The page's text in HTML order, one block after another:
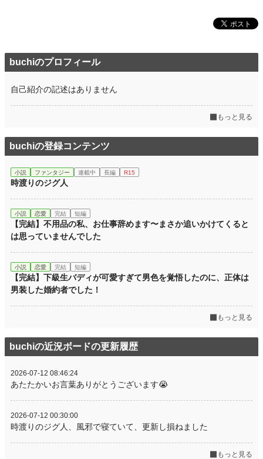
buchiのプロフィール
自己紹介の記述はありません
もっと見る
buchiの登録コンテンツ
小説 ファンタジー 連載中 長編 R15
時渡りのジグ人
小説 恋愛 完結 短編
【完結】不用品の私、お仕事辞めます〜まさか追いかけてくると
は思っていませんでした
小説 恋愛 完結 短編
【完結】下級生バディが可愛すぎて男色を覚悟したのに、正体は
男装した婚約者でした！
もっと見る
buchiの近況ボードの更新履歴
2026-07-12 08:46:24
あたたかいお言葉ありがとうございます😭
2026-07-12 00:30:00
時渡りのジグ人、風邪で寝ていて、更新し損ねました
もっと見る